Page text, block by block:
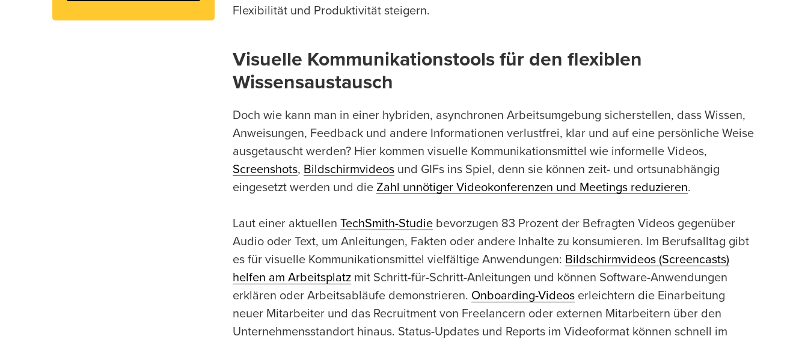
Flexibilität und Produktivität steigern.
Visuelle Kommunikationstools für den flexiblen
Wissensaustausch
Doch wie kann man in einer hybriden, asynchronen Arbeitsumgebung sicherstellen, dass Wissen,
Anweisungen, Feedback und andere Informationen verlustfrei, klar und auf eine persönliche Weise
ausgetauscht werden? Hier kommen visuelle Kommunikationsmittel wie informelle Videos,
Screenshots, Bildschirmvideos und GIFs ins Spiel, denn sie können zeit- und ortsunabhängig
eingesetzt werden und die Zahl unnötiger Videokonferenzen und Meetings reduzieren.
Laut einer aktuellen TechSmith-Studie bevorzugen 83 Prozent der Befragten Videos gegenüber
Audio oder Text, um Anleitungen, Fakten oder andere Inhalte zu konsumieren. Im Berufsalltag gibt
es für visuelle Kommunikationsmittel vielfältige Anwendungen: Bildschirmvideos (Screencasts)
helfen am Arbeitsplatz mit Schritt-für-Schritt-Anleitungen und können Software-Anwendungen
erklären oder Arbeitsabläufe demonstrieren. Onboarding-Videos erleichtern die Einarbeitung
neuer Mitarbeiter und das Recruitment von Freelancern oder externen Mitarbeitern über den
Unternehmensstandort hinaus. Status-Updates und Reports im Videoformat können schnell im